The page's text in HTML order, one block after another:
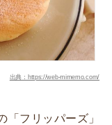
出典：https://web-mimemo.com/
フリッパーズ」